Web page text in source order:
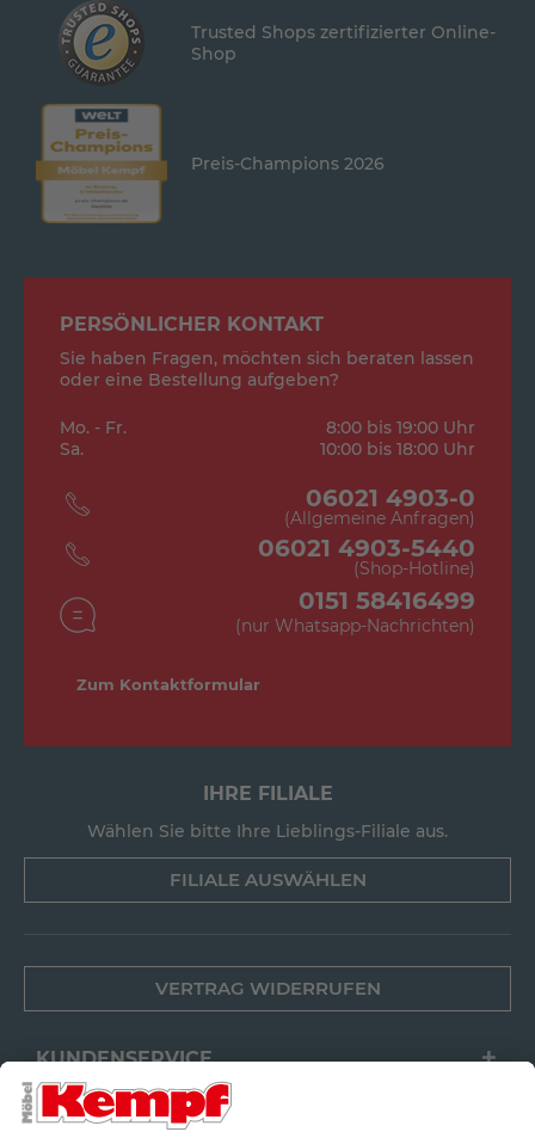
Trusted Shops zertifizierter Online-
Shop
Preis-Champions 2026
PERSÖNLICHER KONTAKT
Sie haben Fragen, möchten sich beraten lassen
oder eine Bestellung aufgeben?
Mo. - Fr.
8:00 bis 19:00 Uhr
Sa.
10:00 bis 18:00 Uhr
06021 4903-0
(Allgemeine Anfragen)
06021 4903-5440
(Shop-Hotline)
0151 58416499
(nur Whatsapp-Nachrichten)
Zum Kontaktformular
IHRE FILIALE
Wählen Sie bitte Ihre Lieblings-Filiale aus.
FILIALE AUSWÄHLEN
VERTRAG WIDERRUFEN
KUNDENSERVICE
FILIALEN